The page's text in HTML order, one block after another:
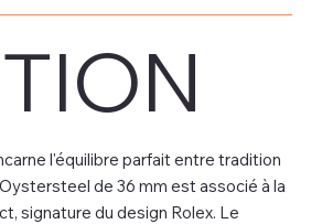
l'équilibre parfait entre tradition
de 36 mm est associé à la
signature du design Rolex. Le